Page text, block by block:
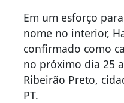
Em um esforço
nome no interior,
confirmado como
no próximo dia 25
Ribeirão Preto,
PT.